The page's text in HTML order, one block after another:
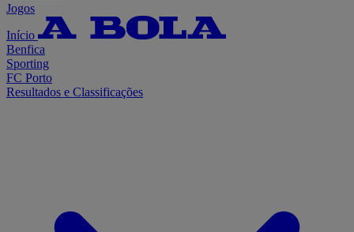
Jogos
Início
Benfica
Sporting
FC Porto
Resultados e Classificações